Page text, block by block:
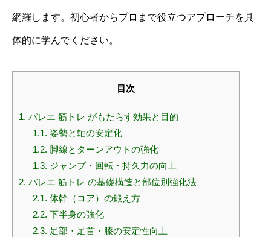
網羅します。初心者からプロまで役立つアプローチを具
体的に学んでください。
目次
1. バレエ 筋トレ がもたらす効果と目的
1.1. 姿勢と軸の安定化
1.2. 脚線とターンアウトの強化
1.3. ジャンプ・回転・持久力の向上
2. バレエ 筋トレ の基礎構造と部位別強化法
2.1. 体幹（コア）の鍛え方
2.2. 下半身の強化
2.3. 足部・足首・膝の安定性向上